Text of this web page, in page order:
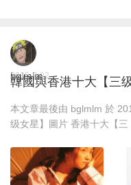
bglmlm
2015-8-22
韓國與香港十大【三
本文章最後由 bglmlm 於
级女星】圖片 香港十大【三